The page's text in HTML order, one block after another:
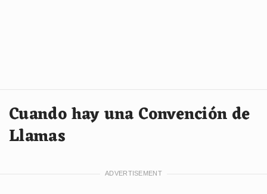
Cuando hay una Convención de
Llamas